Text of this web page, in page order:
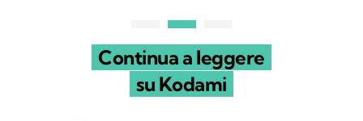
Continua a leggere
su Kodami